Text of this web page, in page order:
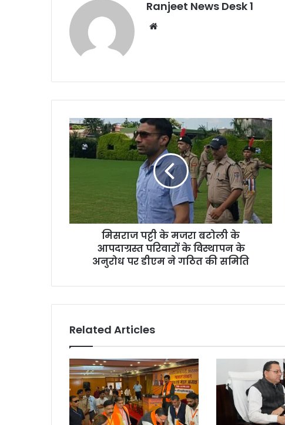
Ranjeet News Desk 1
मिसराज पट्टी के मजरा बटोली के
आपदाग्रस्त परिवारों के विस्थापन के
अनुरोध पर डीएम ने गठित की समिति
Related Articles